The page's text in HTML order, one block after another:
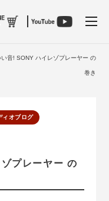
音! SONY ハイレゾプレーヤー の
巻き
ィオブログ
プレーヤー の